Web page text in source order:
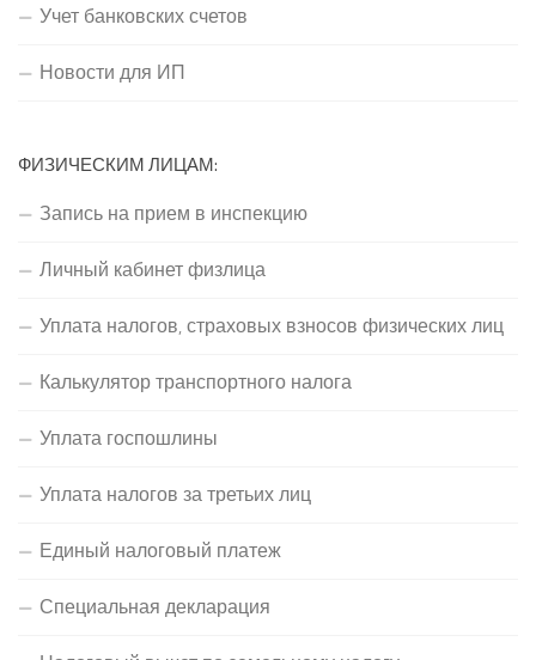
Учет банковских счетов
Новости для ИП
ФИЗИЧЕСКИМ ЛИЦАМ:
Запись на прием в инспекцию
Личный кабинет физлица
Уплата налогов, страховых взносов физических лиц
Калькулятор транспортного налога
Уплата госпошлины
Уплата налогов за третьих лиц
Единый налоговый платеж
Специальная декларация